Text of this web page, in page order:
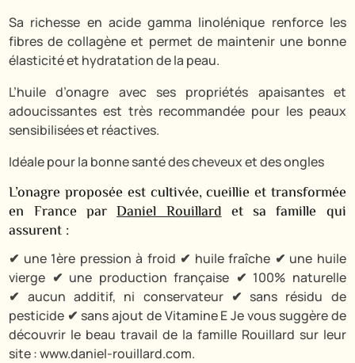
Sa richesse en acide gamma linolénique renforce les
fibres de collagène et permet de maintenir une bonne
élasticité et hydratation de la peau.
L’huile d’onagre avec ses propriétés apaisantes et
adoucissantes est très recommandée pour les peaux
sensibilisées et réactives.
Idéale pour la bonne santé des cheveux et des ongles
L’onagre proposée est cultivée, cueillie et transformée
en France parDaniel Rouillardet sa famille qui
assurent :
✔ une 1ère pression à froid ✔ huile fraîche ✔ une huile
vierge ✔ une production française ✔ 100% naturelle
✔ aucun additif, ni conservateur ✔ sans résidu de
pesticide ✔ sans ajout de Vitamine E Je vous suggère de
découvrir le beau travail de la famille Rouillard sur leur
site : www.daniel-rouillard.com.